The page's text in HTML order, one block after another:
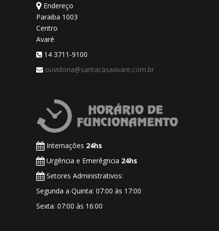
Endereço
Paraiba 1003
Centro
Avaré
14 3711-9100
ouvidoria@santacasaavare.com.br
Internações 24hs
Urgência e Emerêgncia 24hs
Setores Administrativos:
Segunda a Quinta: 07:00 às 17:00
Sexta: 07:00 às 16:00